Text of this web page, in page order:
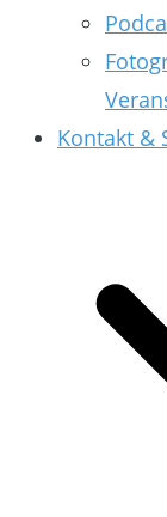
Kontakt &